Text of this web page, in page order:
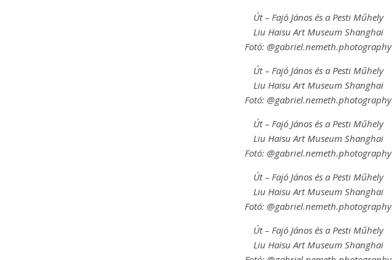
Út – Fajó János és a Pesti Műhely
Liu Haisu Art Museum Shanghai
Fotó: @gabriel.nemeth.photography
Út – Fajó János és a Pesti Műhely
Liu Haisu Art Museum Shanghai
Fotó: @gabriel.nemeth.photography
Út – Fajó János és a Pesti Műhely
Liu Haisu Art Museum Shanghai
Fotó: @gabriel.nemeth.photography
Út – Fajó János és a Pesti Műhely
Liu Haisu Art Museum Shanghai
Fotó: @gabriel.nemeth.photography
Út – Fajó János és a Pesti Műhely
Liu Haisu Art Museum Shanghai